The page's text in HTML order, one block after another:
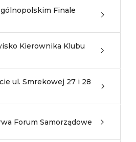
Finale
Kierownika Klubu
ul. Smrekowej 27 i 28
Forum Samorządowe